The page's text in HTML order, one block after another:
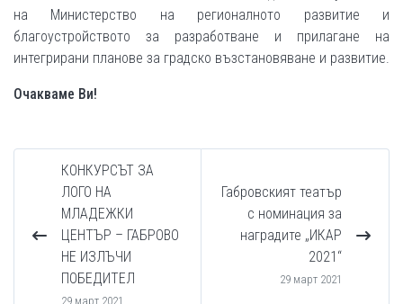
на Министерство на регионалното развитие и
благоустройството за разработване и прилагане на
интегрирани планове за градско възстановяване и развитие.
Очакваме Ви!
КОНКУРСЪТ ЗА
ЛОГО НА
МЛАДЕЖКИ
ЦЕНТЪР – ГАБРОВО
НЕ ИЗЛЪЧИ
ПОБЕДИТЕЛ
29 март 2021
Габровският театър
с номинация за
наградите „ИКАР
2021“
29 март 2021